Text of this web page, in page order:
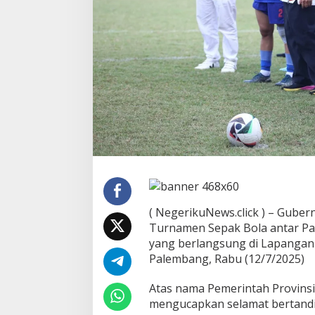
p
o
l
L
e
w
a
t
S
e
p
a
k
o
a
:
L
a
w
n
d
( NegerikuNews.click ) –
Turnamen Sepak Bola antar
yang berlangsung di
Palembang, Rabu (12/7/2025)
Atas nama Pemerintah
mengucapkan selamat